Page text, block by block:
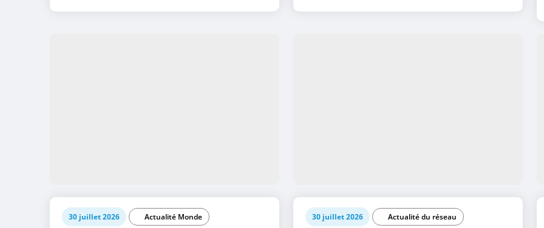
30 juillet 2026
Actualité Monde
30 juillet 2026
Actualité du réseau